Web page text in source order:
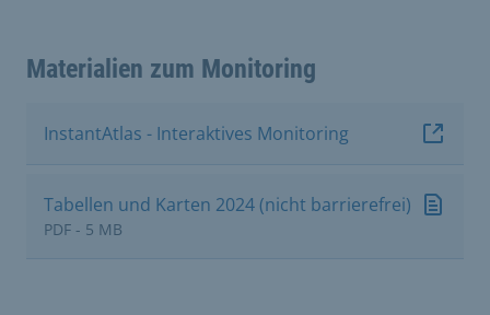
Materialien zum Monitoring
InstantAtlas - Interaktives Monitoring
Tabellen und Karten 2024 (nicht barrierefrei)
PDF - 5 MB